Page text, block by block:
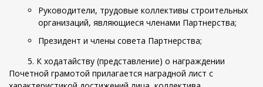
Руководители, трудовые коллективы строительных
организаций, являющиеся членами Партнерства;
Президент и члены совета Партнерства;
5. К ходатайству (представление) о награждении
Почетной грамотой прилагается наградной лист с